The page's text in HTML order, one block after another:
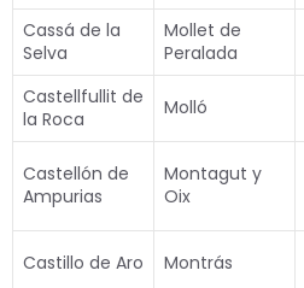
Cassá de la
Selva
Mollet de
Peralada
Castellfullit de
la Roca
Molló
Castellón de
Ampurias
Montagut y
Oix
Castillo de Aro Montrás